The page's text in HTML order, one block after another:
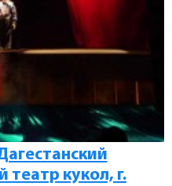
театр кукол, г.